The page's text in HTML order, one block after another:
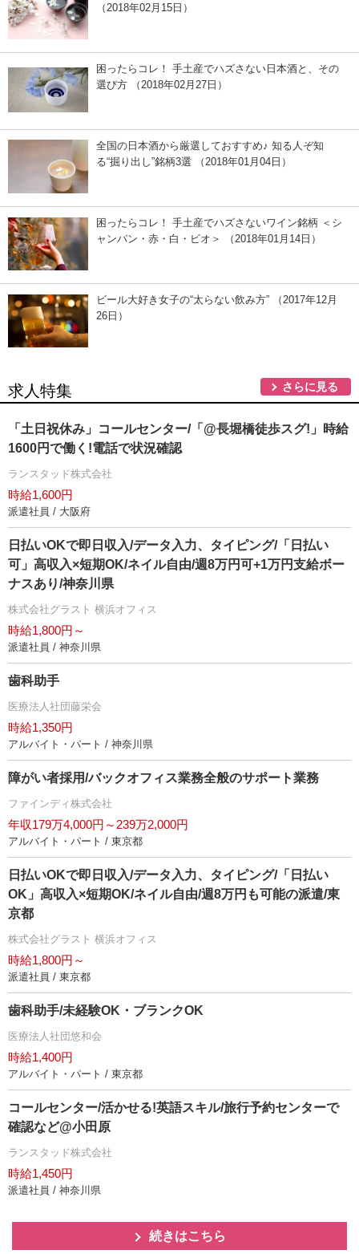
（2018年02月15日）
困ったらコレ！ 手土産でハズさない日本酒と、その
選び方 （2018年02月27日）
全国の日本酒から厳選しておすすめ♪ 知る人ぞ知
る“掘り出し”銘柄3選 （2018年01月04日）
困ったらコレ！ 手土産でハズさないワイン銘柄 ＜シ
ャンパン・赤・白・ビオ＞ （2018年01月14日）
ビール大好き女子の“太らない飲み方” （2017年12月
26日）
求人特集 さらに見る
「土日祝休み」コールセンター/「@長堀橋徒歩スグ!」時給
1600円で働く!電話で状況確認
ランスタッド株式会社
時給1,600円
派遣社員 / 大阪府
日払いOKで即日収入/データ入力、タイピング/「日払い
可」高収入×短期OK/ネイル自由/週8万円可+1万円支給ボー
ナスあり/神奈川県
株式会社グラスト 横浜オフィス
時給1,800円～
派遣社員 / 神奈川県
歯科助手
医療法人社団藤栄会
時給1,350円
アルバイト・パート / 神奈川県
障がい者採用/バックオフィス業務全般のサポート業務
ファインディ株式会社
年収179万4,000円～239万2,000円
アルバイト・パート / 東京都
日払いOKで即日収入/データ入力、タイピング/「日払い
OK」高収入×短期OK/ネイル自由/週8万円も可能の派遣/東
京都
株式会社グラスト 横浜オフィス
時給1,800円～
派遣社員 / 東京都
歯科助手/未経験OK・ブランクOK
医療法人社団悠和会
時給1,400円
アルバイト・パート / 東京都
コールセンター/活かせる!英語スキル/旅行予約センターで
確認など@小田原
ランスタッド株式会社
時給1,450円
派遣社員 / 神奈川県
続きはこちら